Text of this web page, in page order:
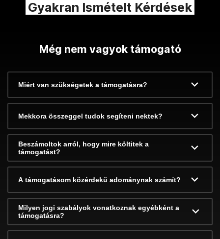
Gyakran Ismételt Kérdések
Még nem vagyok támogató
Miért van szükségetek a támogatásra?
Mekkora összeggel tudok segíteni nektek?
Beszámoltok arról, hogy mire költitek a
támogatást?
A támogatásom közérdekű adománynak számít?
Milyen jogi szabályok vonatkoznak egyébként a
támogatásra?